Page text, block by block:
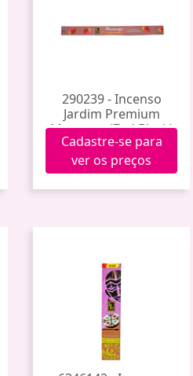
290239 - Incenso
Jardim Premium
Morango (Zed Black)
Cadastre-se para
ver os preços